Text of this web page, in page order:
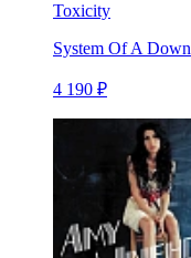
Toxicity
System Of A Down
4 190 ₽